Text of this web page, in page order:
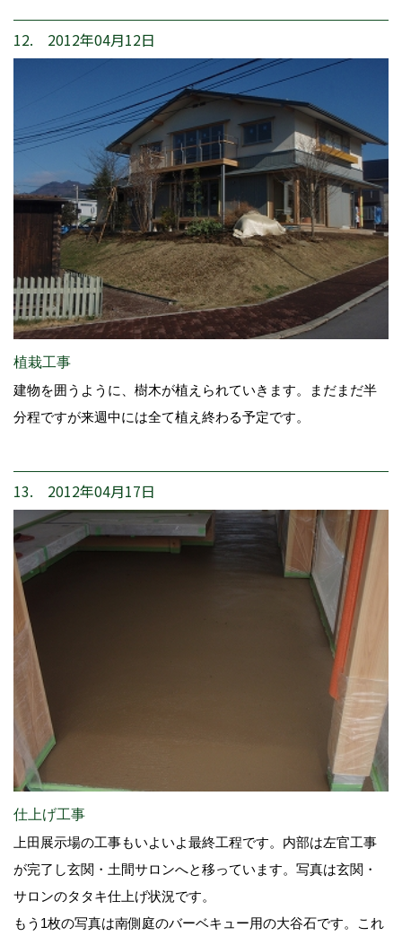
12. 2012年04月12日
植栽工事
建物を囲うように、樹木が植えられていきます。まだまだ半
分程ですが来週中には全て植え終わる予定です。
13. 2012年04月17日
仕上げ工事
上田展示場の工事もいよいよ最終工程です。内部は左官工事
が完了し玄関・土間サロンへと移っています。写真は玄関・
サロンのタタキ仕上げ状況です。
もう1枚の写真は南側庭のバーベキュー用の大谷石です。これ